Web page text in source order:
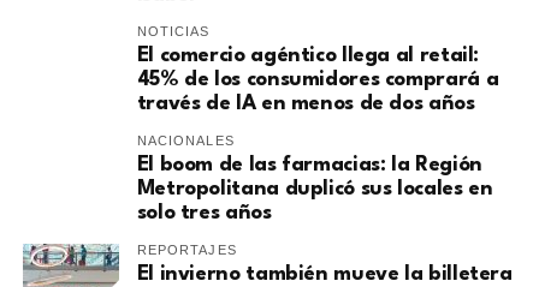
NOTICIAS
El comercio agéntico llega al retail:
45% de los consumidores comprará a
través de IA en menos de dos años
NACIONALES
El boom de las farmacias: la Región
Metropolitana duplicó sus locales en
solo tres años
REPORTAJES
El invierno también mueve la billetera